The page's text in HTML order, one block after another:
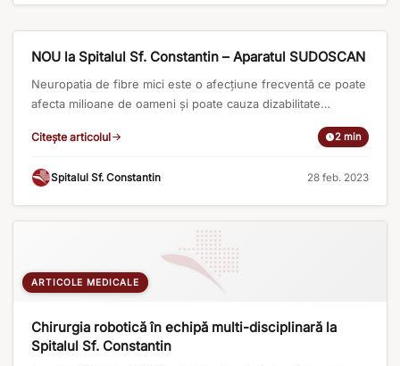
robotică este la momentul actual [...]
NOU la Spitalul Sf. Constantin – Aparatul SUDOSCAN
Neuropatia de fibre mici este o afecțiune frecventă ce poate
afecta milioane de oameni și poate cauza dizabilitate
importantă. Ce simptome determină neuropatia de fibre mici?
Indiferent de cauză, neuropatia de fibre mici poate
amorțeală, senzație de rece care se accentuează mai ales în
repaus. În 50 % [...]
Citește articolul 2 min
Spitalul Sf. Constantin· 28 feb. 2023
ARTICOLE MEDICALE
Chirurgia robotică în echipă multi-disciplinară la
Spitalul Sf. Constantin